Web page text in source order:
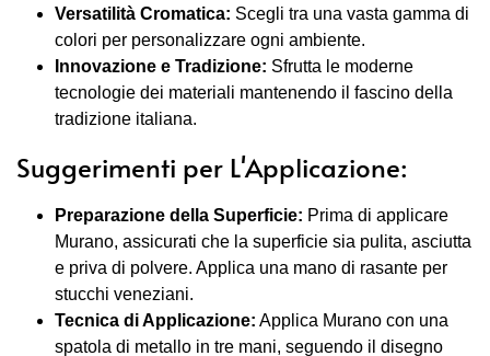
Versatilità Cromatica: Scegli tra una vasta gamma di
colori per personalizzare ogni ambiente.
Innovazione e Tradizione: Sfrutta le moderne
tecnologie dei materiali mantenendo il fascino della
tradizione italiana.
Suggerimenti per L'Applicazione:
Preparazione della Superficie: Prima di applicare
Murano, assicurati che la superficie sia pulita, asciutta
e priva di polvere. Applica una mano di rasante per
stucchi veneziani.
Tecnica di Applicazione: Applica Murano con una
spatola di metallo in tre mani, seguendo il disegno